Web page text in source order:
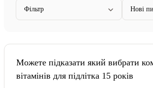
Фільтр Нові
Можете підказати який вибрати
вітамінів для підлітка 15 років